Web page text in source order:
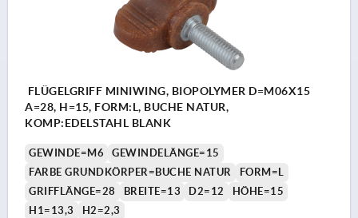
FLÜGELGRIFF MINIWING, BIOPOLYMER D=M06X15
A=28, H=15, FORM:L, BUCHE NATUR,
KOMP:EDELSTAHL BLANK
GEWINDE=M6
GEWINDELÄNGE=15
FARBE GRUNDKÖRPER=BUCHE NATUR
FORM=L
GRIFFLÄNGE=28
BREITE=13 D2=12
HÖHE=15
H1=13,3
H2=2,3